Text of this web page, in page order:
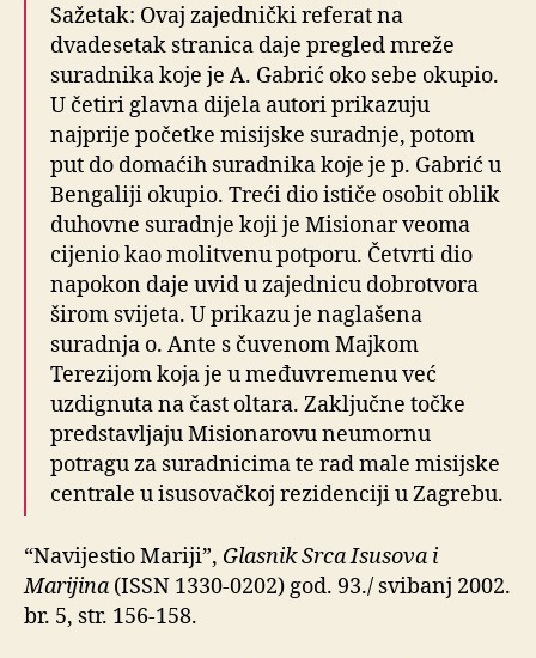
Sažetak: Ovaj zajednički referat na
dvadesetak stranica daje pregled mreže
suradnika koje je A. Gabrić oko sebe okupio.
U četiri glavna dijela autori prikazuju
najprije početke misijske suradnje, potom
put do domaćih suradnika koje je p. Gabrić u
Bengaliji okupio. Treći dio ističe osobit oblik
duhovne suradnje koji je Misionar veoma
cijenio kao molitvenu potporu. Četvrti dio
napokon daje uvid u zajednicu dobrotvora
širom svijeta. U prikazu je naglašena
suradnja o. Ante s čuvenom Majkom
Terezijom koja je u međuvremenu već
uzdignuta na čast oltara. Zaključne točke
predstavljaju Misionarovu neumornu
potragu za suradnicima te rad male misijske
centrale u isusovačkoj rezidenciji u Zagrebu.
“Navijestio Mariji”, Glasnik Srca Isusova i
Marijina (ISSN 1330-0202) god. 93./ svibanj 2002.
br. 5, str. 156-158.